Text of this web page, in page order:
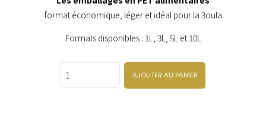
format économique, léger et idéal pour la 3oula
Formats disponibles : 1L, 3L, 5L et 10L
AJOUTER AU PANIER